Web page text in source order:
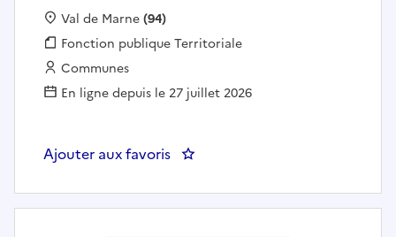
Localisation :
Val de Marne(94)
Fonction publique :
Fonction publique Territoriale
Employeur :
Communes
En ligne depuis le 27 juillet 2026
Ajouter aux favoris : Professeur de piano jazz (h/f) -